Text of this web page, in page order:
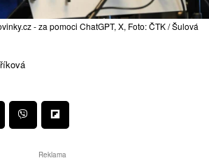
- za pomoci ChatGPT, X, Foto: ČTK / Šulová
Reklama